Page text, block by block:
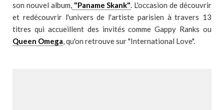
son nouvel album,"Paname Skank". L'occasion de découvrir
et redécouvrir l'univers de l'artiste parisien à travers 13
titres qui accueillent des invités comme Gappy Ranks ou
Queen Omega, qu'on retrouve sur "International Love".